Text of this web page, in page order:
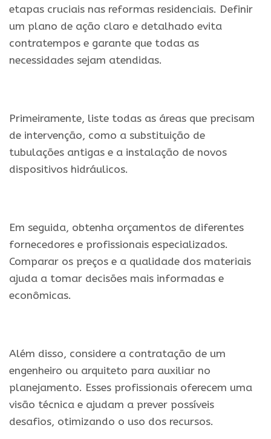
etapas cruciais nas reformas residenciais. Definir
um plano de ação claro e detalhado evita
contratempos e garante que todas as
necessidades sejam atendidas.
Primeiramente, liste todas as áreas que precisam
de intervenção, como a substituição de
tubulações antigas e a instalação de novos
dispositivos hidráulicos.
Em seguida, obtenha orçamentos de diferentes
fornecedores e profissionais especializados.
Comparar os preços e a qualidade dos materiais
ajuda a tomar decisões mais informadas e
econômicas.
Além disso, considere a contratação de um
engenheiro ou arquiteto para auxiliar no
planejamento. Esses profissionais oferecem uma
visão técnica e ajudam a prever possíveis
desafios, otimizando o uso dos recursos.